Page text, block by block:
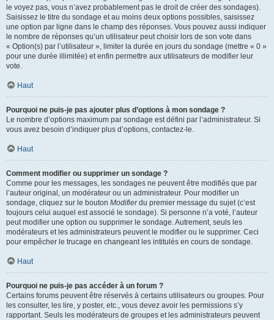
le voyez pas, vous n’avez probablement pas le droit de créer des sondages).
Saisissez le titre du sondage et au moins deux options possibles, saisissez
une option par ligne dans le champ des réponses. Vous pouvez aussi indiquer
le nombre de réponses qu’un utilisateur peut choisir lors de son vote dans
« Option(s) par l’utilisateur », limiter la durée en jours du sondage (mettre « 0 »
pour une durée illimitée) et enfin permettre aux utilisateurs de modifier leur
vote.
Haut
Pourquoi ne puis-je pas ajouter plus d’options à mon sondage ?
Le nombre d’options maximum par sondage est défini par l’administrateur. Si
vous avez besoin d’indiquer plus d’options, contactez-le.
Haut
Comment modifier ou supprimer un sondage ?
Comme pour les messages, les sondages ne peuvent être modifiés que par
l’auteur original, un modérateur ou un administrateur. Pour modifier un
sondage, cliquez sur le bouton Modifierdu premier message du sujet (c’est
toujours celui auquel est associé le sondage). Si personne n’a voté, l’auteur
peut modifier une option ou supprimer le sondage. Autrement, seuls les
modérateurs et les administrateurs peuvent le modifier ou le supprimer. Ceci
pour empêcher le trucage en changeant les intitulés en cours de sondage.
Haut
Pourquoi ne puis-je pas accéder à un forum ?
Certains forums peuvent être réservés à certains utilisateurs ou groupes. Pour
les consulter, les lire, y poster, etc., vous devez avoir les permissions s’y
rapportant. Seuls les modérateurs de groupes et les administrateurs peuvent